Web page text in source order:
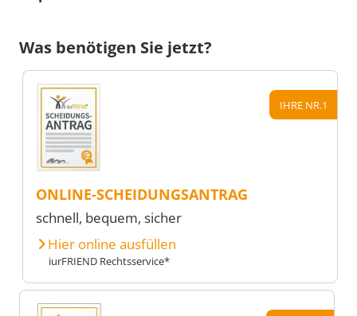
Was benötigen Sie jetzt?
IHRE NR.1
ONLINE-SCHEIDUNGSANTRAG
schnell, bequem, sicher
Hier online ausfüllen
iurFRIEND Rechtsservice*